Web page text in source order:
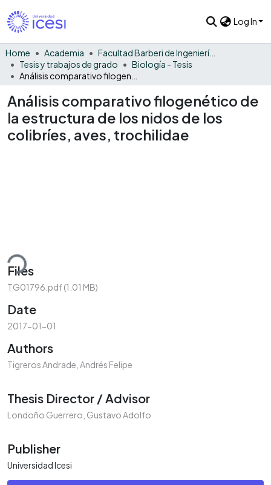
Log In
Home Academia
Facultad Barberi de Ingeniería, Diseño y Ciencias Aplicadas
Tesis y trabajos de grado
Biología - Tesis
Análisis comparativo filogenético de
la estructura de los nidos de los
colibríes, aves, trochilidae
Files
TG01796.pdf(1.01 MB)
Date
2017-01-01
Authors
Tigreros Andrade, Andrés Felipe
Thesis Director / Advisor
Londoño Guerrero, Gustavo Adolfo
Publisher
Universidad Icesi